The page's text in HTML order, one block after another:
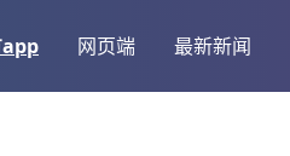
app 网页端 最新新闻